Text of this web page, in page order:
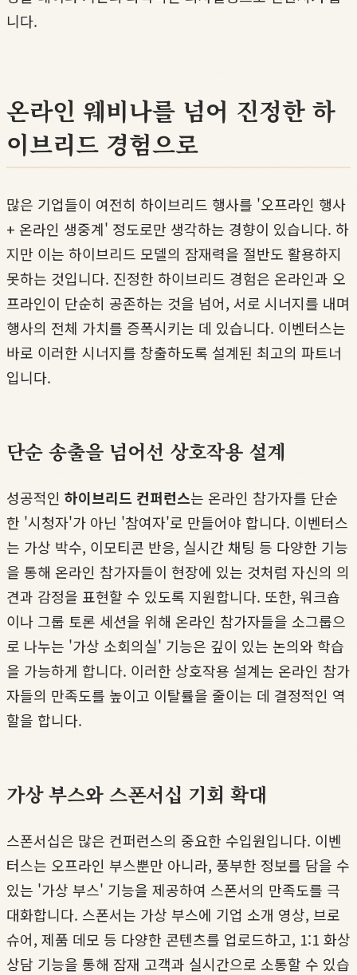
니다.
온라인 웨비나를 넘어 진정한 하
이브리드 경험으로
많은 기업들이 여전히 하이브리드 행사를 '오프라인 행사
+ 온라인 생중계' 정도로만 생각하는 경향이 있습니다. 하
지만 이는 하이브리드 모델의 잠재력을 절반도 활용하지
못하는 것입니다. 진정한 하이브리드 경험은 온라인과 오
프라인이 단순히 공존하는 것을 넘어, 서로 시너지를 내며
행사의 전체 가치를 증폭시키는 데 있습니다. 이벤터스는
바로 이러한 시너지를 창출하도록 설계된 최고의 파트너
입니다.
단순 송출을 넘어선 상호작용 설계
성공적인 하이브리드 컨퍼런스는 온라인 참가자를 단순
한 '시청자'가 아닌 '참여자'로 만들어야 합니다. 이벤터스
는 가상 박수, 이모티콘 반응, 실시간 채팅 등 다양한 기능
을 통해 온라인 참가자들이 현장에 있는 것처럼 자신의 의
견과 감정을 표현할 수 있도록 지원합니다. 또한, 워크숍
이나 그룹 토론 세션을 위해 온라인 참가자들을 소그룹으
로 나누는 '가상 소회의실' 기능은 깊이 있는 논의와 학습
을 가능하게 합니다. 이러한 상호작용 설계는 온라인 참가
자들의 만족도를 높이고 이탈률을 줄이는 데 결정적인 역
할을 합니다.
가상 부스와 스폰서십 기회 확대
스폰서십은 많은 컨퍼런스의 중요한 수입원입니다. 이벤
터스는 오프라인 부스뿐만 아니라, 풍부한 정보를 담을 수
있는 '가상 부스' 기능을 제공하여 스폰서의 만족도를 극
대화합니다. 스폰서는 가상 부스에 기업 소개 영상, 브로
슈어, 제품 데모 등 다양한 콘텐츠를 업로드하고, 1:1 화상
상담 기능을 통해 잠재 고객과 실시간으로 소통할 수 있습